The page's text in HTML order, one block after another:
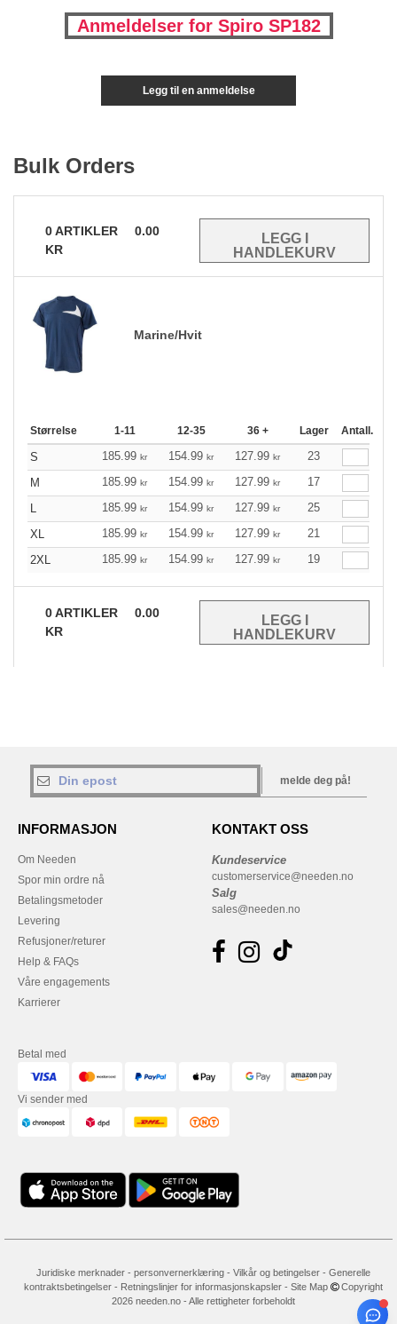
Anmeldelser for Spiro SP182
Legg til en anmeldelse
Bulk Orders
0ARTIKLER
0.00
KR
Marine/Hvit
Størrelse 1-11 12-35 36 + Lager Antall.
S 185.99 kr 154.99 kr 127.99 kr
23
M
185.99 kr 154.99 kr 127.99 kr
17
L
185.99 kr 154.99 kr 127.99 kr
25
XL
185.99 kr 154.99 kr 127.99 kr
21
2XL
185.99 kr 154.99 kr 127.99 kr 19
0ARTIKLER
0.00
KR
melde deg på!
INFORMASJON
Om Needen
Spor min ordre nå
Betalingsmetoder
Levering
Refusjoner/returer
Help & FAQs
Våre engagements
Karrierer
KONTAKT OSS
Kundeservice
customerservice@needen.no
Salg
sales@needen.no
Betal med
Vi sender med
Juridiske merknader- personvernerklæring- Vilkår og betingelser- Generelle
kontraktsbetingelser- Retningslinjer for informasjonskapsler- Site Map
Copyright
2026 needen.no - Alle rettigheter forbeholdt